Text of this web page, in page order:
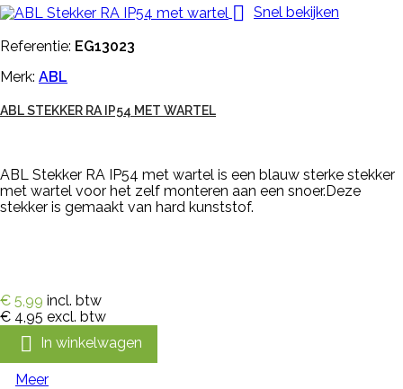
 Snel bekijken
Referentie: EG13023
Merk: ABL
ABL STEKKER RA IP54 MET WARTEL
ABL Stekker RA IP54 met wartel is een blauw sterke stekker
met wartel voor het zelf monteren aan een snoer.Deze
stekker is gemaakt van hard kunststof.
€ 5,99 incl. btw
€ 4,95 excl. btw
 In winkelwagen
Meer